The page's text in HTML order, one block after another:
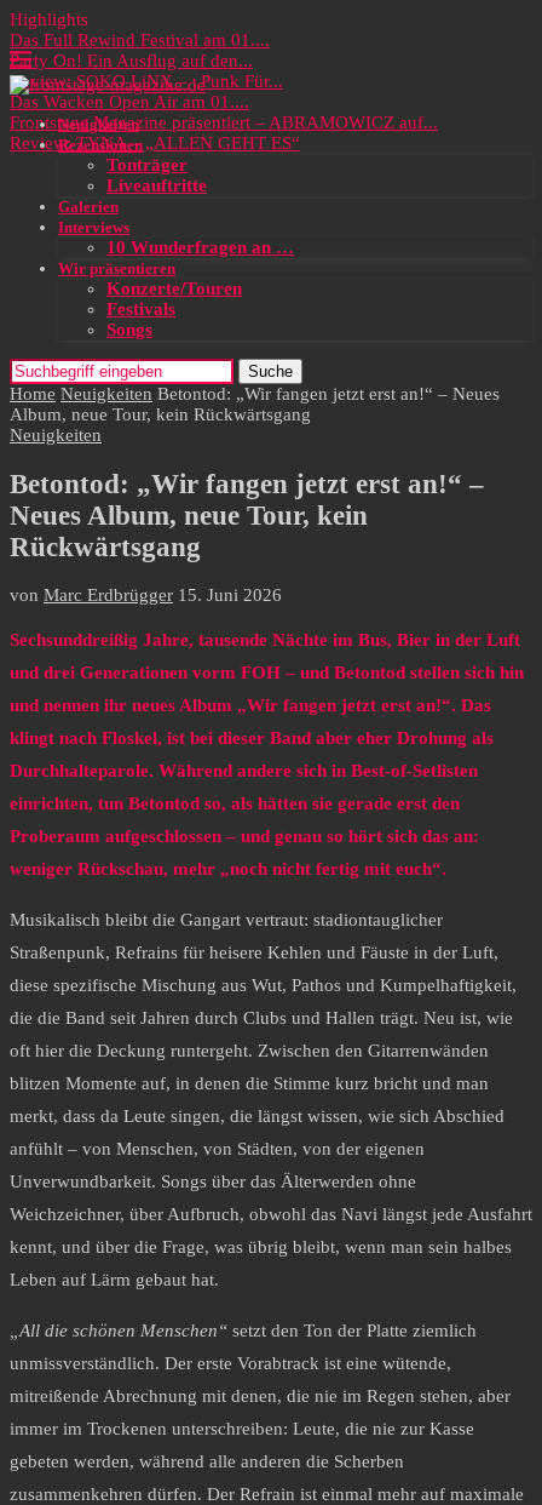
Highlights
Das Full Rewind Festival am 01....
Party On! Ein Ausflug auf den...
Review: SOKO LiNX – „Punk Für...
Das Wacken Open Air am 01....
Frontstage Magazine präsentiert – ABRAMOWICZ auf...
Review: TYNA – „ALLEN GEHT ES“
Neuigkeiten
Rezensionen
Tonträger
Liveauftritte
Galerien
Interviews
10 Wunderfragen an …
Wir präsentieren
Konzerte/Touren
Festivals
Songs
Suche
Home Neuigkeiten Betontod: „Wir fangen jetzt erst an!“ – Neues
Album, neue Tour, kein Rückwärtsgang
Neuigkeiten
Betontod: „Wir fangen jetzt erst an!“ –
Neues Album, neue Tour, kein
Rückwärtsgang
von Marc Erdbrügger 15. Juni 2026
Sechsunddreißig Jahre, tausende Nächte im Bus, Bier in der Luft
und drei Generationen vorm FOH – und Betontod stellen sich hin
und nennen ihr neues Album „Wir fangen jetzt erst an!“. Das
klingt nach Floskel, ist bei dieser Band aber eher Drohung als
Durchhalteparole. Während andere sich in Best-of-Setlisten
einrichten, tun Betontod so, als hätten sie gerade erst den
Proberaum aufgeschlossen – und genau so hört sich das an:
weniger Rückschau, mehr „noch nicht fertig mit euch“.
Musikalisch bleibt die Gangart vertraut: stadiontauglicher
Straßenpunk, Refrains für heisere Kehlen und Fäuste in der Luft,
diese spezifische Mischung aus Wut, Pathos und Kumpelhaftigkeit,
die die Band seit Jahren durch Clubs und Hallen trägt. Neu ist, wie
oft hier die Deckung runtergeht. Zwischen den Gitarrenwänden
blitzen Momente auf, in denen die Stimme kurz bricht und man
merkt, dass da Leute singen, die längst wissen, wie sich Abschied
anfühlt – von Menschen, von Städten, von der eigenen
Unverwundbarkeit. Songs über das Älterwerden ohne
Weichzeichner, über Aufbruch, obwohl das Navi längst jede Ausfahrt
kennt, und über die Frage, was übrig bleibt, wenn man sein halbes
Leben auf Lärm gebaut hat.
„All die schönen Menschen“ setzt den Ton der Platte ziemlich
unmissverständlich. Der erste Vorabtrack ist eine wütende,
mitreißende Abrechnung mit denen, die nie im Regen stehen, aber
immer im Trockenen unterschreiben: Leute, die nie zur Kasse
gebeten werden, während alle anderen die Scherben
zusammenkehren dürfen. Der Refrain ist einmal mehr auf maximale